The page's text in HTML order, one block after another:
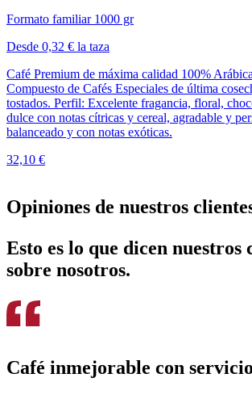
Formato familiar 1000 gr
Desde 0,32 € la taza
Café Premium de máxima calidad 100%
Compuesto de Cafés Especiales de última
tostados. Perfil: Excelente fragancia, floral,
dulce con notas cítricas y cereal, agradable y
balanceado y con notas exóticas.
32,10 €
Opiniones de nuestros
Esto es lo que dicen nuestros
sobre nosotros.
Café inmejorable con